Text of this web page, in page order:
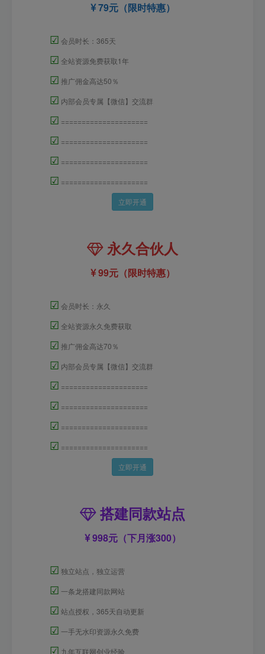
79元（限时特惠）
☑ 会员时长：365天
☑ 全站资源免费获取1年
☑ 推广佣金高达50％
☑ 内部会员专属【微信】交流群
☑ =====================
☑ =====================
☑ =====================
☑ =====================
立即开通
永久合伙人
99元（限时特惠）
☑ 会员时长：永久
☑ 全站资源永久免费获取
☑ 推广佣金高达70％
☑ 内部会员专属【微信】交流群
☑ =====================
☑ =====================
☑ =====================
☑ =====================
立即开通
搭建同款站点
998元（下月涨300）
☑ 独立站点，独立运营
☑ 一条龙搭建同款网站
☑ 站点授权，365天自动更新
☑ 一手无水印资源永久免费
☑ 九年互联网创业经验